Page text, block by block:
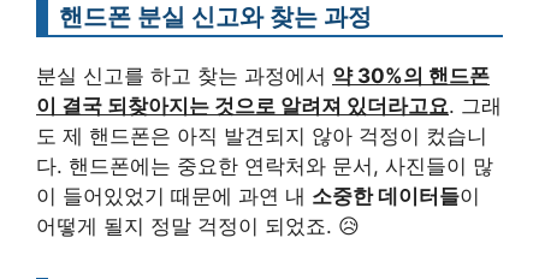
핸드폰 분실 신고와 찾는 과정
분실 신고를 하고 찾는 과정에서 약 30%의 핸드폰
이 결국 되찾아지는 것으로 알려져 있더라고요. 그래
도 제 핸드폰은 아직 발견되지 않아 걱정이 컸습니
다. 핸드폰에는 중요한 연락처와 문서, 사진들이 많
이 들어있었기 때문에 과연 내 소중한 데이터들이
어떻게 될지 정말 걱정이 되었죠. 😥